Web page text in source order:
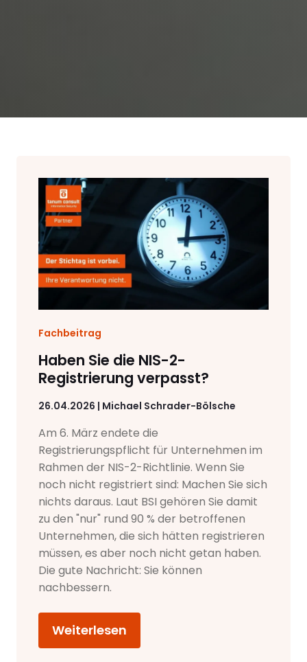
Fachbeitrag
Haben Sie die NIS-2-
Registrierung verpasst?
26.04.2026 | Michael Schrader-Bölsche
Am 6. März endete die
Registrierungspflicht für Unternehmen im
Rahmen der NIS-2-Richtlinie. Wenn Sie
noch nicht registriert sind: Machen Sie sich
nichts daraus. Laut BSI gehören Sie damit
zu den "nur" rund 90 % der betroffenen
Unternehmen, die sich hätten registrieren
müssen, es aber noch nicht getan haben.
Die gute Nachricht: Sie können
nachbessern.
Weiterlesen